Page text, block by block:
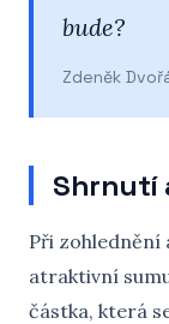
bude?
Zdeněk
Shrnutí
Při zohlednění
atraktivní
částka, která